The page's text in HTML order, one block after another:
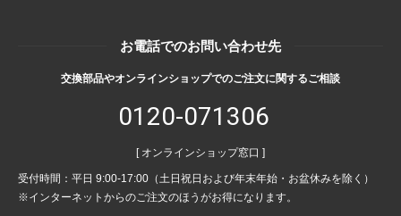
お電話でのお問い合わせ先
交換部品やオンラインショップでのご注文に関するご相談
0120-071306
[ オンラインショップ窓口 ]
受付時間：平日 9:00-17:00（土日祝日および年末年始・お盆休みを除く）
※インターネットからのご注文のほうがお得になります。